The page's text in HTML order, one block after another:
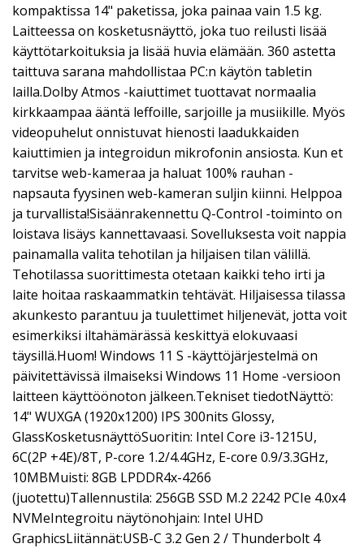
kompaktissa 14" paketissa, joka painaa vain 1.5 kg.
Laitteessa on kosketusnäyttö, joka tuo reilusti lisää
käyttötarkoituksia ja lisää huvia elämään. 360 astetta
taittuva sarana mahdollistaa PC:n käytön tabletin
lailla.Dolby Atmos -kaiuttimet tuottavat normaalia
kirkkaampaa ääntä leffoille, sarjoille ja musiikille. Myös
videopuhelut onnistuvat hienosti laadukkaiden
kaiuttimien ja integroidun mikrofonin ansiosta. Kun et
tarvitse web-kameraa ja haluat 100% rauhan -
napsauta fyysinen web-kameran suljin kiinni. Helppoa
ja turvallista!Sisäänrakennettu Q-Control -toiminto on
loistava lisäys kannettavaasi. Sovelluksesta voit nappia
painamalla valita tehotilan ja hiljaisen tilan välillä.
Tehotilassa suorittimesta otetaan kaikki teho irti ja
laite hoitaa raskaammatkin tehtävät. Hiljaisessa tilassa
akunkesto parantuu ja tuulettimet hiljenevät, jotta voit
esimerkiksi iltahämärässä keskittyä elokuvaasi
täysillä.Huom! Windows 11 S -käyttöjärjestelmä on
päivitettävissä ilmaiseksi Windows 11 Home -versioon
laitteen käyttöönoton jälkeen.Tekniset tiedotNäyttö:
14" WUXGA (1920x1200) IPS 300nits Glossy,
GlassKosketusnäyttöSuoritin: Intel Core i3-1215U,
6C(2P +4E)/8T, P-core 1.2/4.4GHz, E-core 0.9/3.3GHz,
10MBMuisti: 8GB LPDDR4x-4266
(juotettu)Tallennustila: 256GB SSD M.2 2242 PCIe 4.0x4
NVMeIntegroitu näytönohjain: Intel UHD
GraphicsLiitännät:USB-C 3.2 Gen 2 / Thunderbolt 4